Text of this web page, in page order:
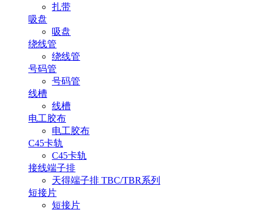
扎带
吸盘
吸盘
绕线管
绕线管
号码管
号码管
线槽
线槽
电工胶布
电工胶布
C45卡轨
C45卡轨
接线端子排
天得端子排 TBC/TBR系列
短接片
短接片